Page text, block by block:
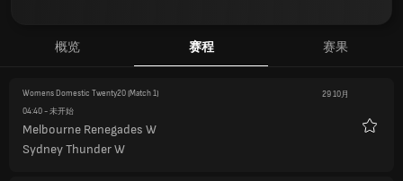
概览 赛程 赛果
Womens Domestic Twenty20(Match 1)
29 10月
04:40- 未开始
Melbourne Renegades W
Sydney Thunder W